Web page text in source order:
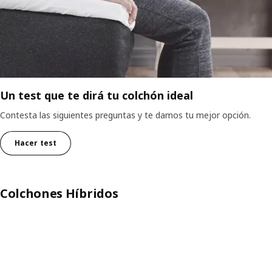
Un test que te dirá tu colchón ideal
Contesta las siguientes preguntas y te damos tu mejor opción.
Hacer test
Colchones Híbridos